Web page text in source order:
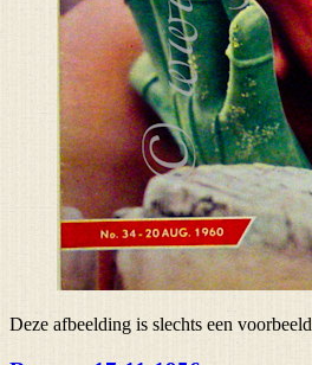
Deze afbeelding is slechts een voorbeeld